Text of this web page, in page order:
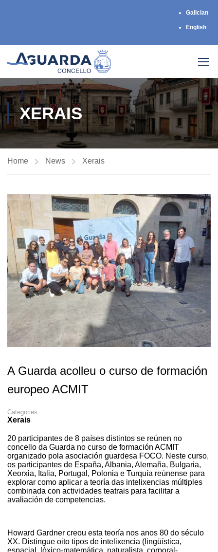
Galician
English
XERAIS
Home News Xerais
A Guarda acolleu o curso de formación
europeo ACMIT
Categories
Xerais
20 participantes de 8 países distintos se reúnen no
concello da Guarda no curso de formación ACMIT
organizado pola asociación guardesa FOCO. Neste curso,
os participantes de España, Albania, Alemaña, Bulgaria,
Xeorxia, Italia, Portugal, Polonia e Turquía reúnense para
explorar como aplicar a teoría das intelixencias múltiples
combinada con actividades teatrais para facilitar a
avaliación de competencias.
Howard Gardner creou esta teoría nos anos 80 do século
XX. Distingue oito tipos de intelixencia (lingüística,
espacial, lóxico-matemática, naturalista, corporal-